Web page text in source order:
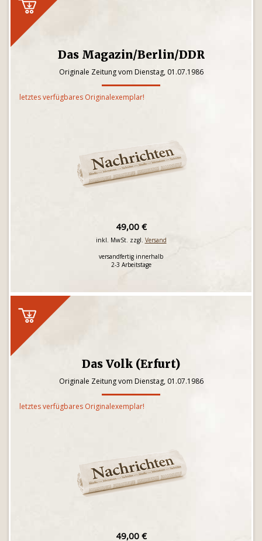
Das Magazin/Berlin/DDR
Originale Zeitung vom Dienstag, 01.07.1986
letztes verfügbares Originalexemplar!
49,00 €
inkl. MwSt. zzgl. Versand
versandfertig innerhalb
2-3 Arbeitstage
Das Volk (Erfurt)
Originale Zeitung vom Dienstag, 01.07.1986
letztes verfügbares Originalexemplar!
49,00 €